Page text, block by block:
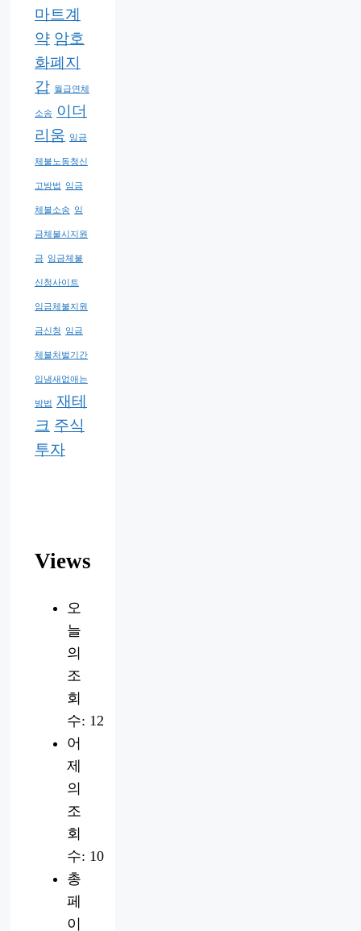
마트계
약 암호
화폐지
갑 월급연체
소송
이더
리움
임금
체불노동청신
고방법 임금
체불소송 임
금체불시지원
금 임금체불
신청사이트
임금체불지원
금신청 임금
체불처벌기간
입냄새없애는
방법 재테
크 주식
투자
Views
오
늘
의
조
회
수: 12
어
제
의
조
회
수: 10
총
페
이